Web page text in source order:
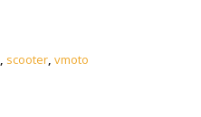
, scooter, vmoto